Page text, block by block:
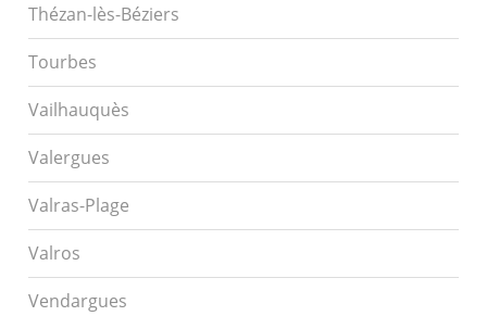
Thézan-lès-Béziers
Tourbes
Vailhauquès
Valergues
Valras-Plage
Valros
Vendargues